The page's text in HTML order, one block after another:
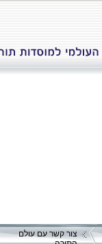
צור קשר עם עולם